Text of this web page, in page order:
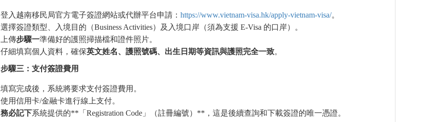
登入越南移民局官方電子簽證網站或代辦平台申請： https://www.vietnam-visa.hk/apply-vietnam-visa/。
選擇簽證類型、入境目的（Business Activities）及入境口岸（須為支援 E-Visa 的口岸）。
上傳步驟一準備好的護照掃描檔和證件照片。
仔細填寫個人資料，確保英文姓名、護照號碼、出生日期等資訊與護照完全一致。
步驟三：支付簽證費用
填寫完成後，系統將要求支付簽證費用。
使用信用卡/金融卡進行線上支付。
務必記下系統提供的**「Registration Code」（註冊編號）**，這是後續查詢和下載簽證的唯一憑證。